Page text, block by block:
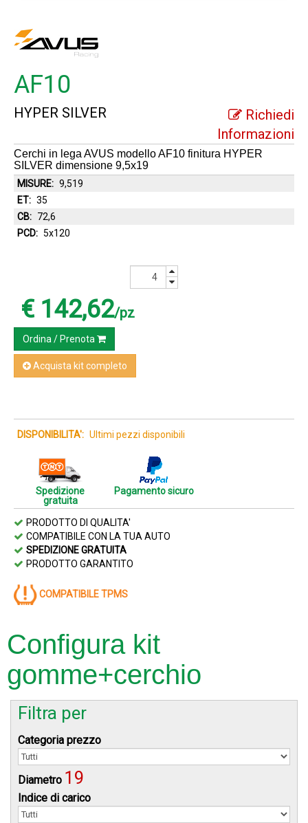
AF10
HYPER SILVER
Richiedi
Informazioni
Cerchi in lega AVUS modello AF10 finitura HYPER
SILVER dimensione 9,5x19
MISURE: 9,519
ET: 35
CB: 72,6
PCD: 5x120
€ 142,62/pz
Ordina / Prenota
Acquista kit completo
DISPONIBILITA': Ultimi pezzi disponibili
Spedizione
gratuita
Pagamento sicuro
PRODOTTO DI QUALITA'
COMPATIBILE CON LA TUA AUTO
SPEDIZIONE GRATUITA
PRODOTTO GARANTITO
COMPATIBILE TPMS
Configura kit
gomme+cerchio
Filtra per
Categoria prezzo
Diametro 19
Indice di carico